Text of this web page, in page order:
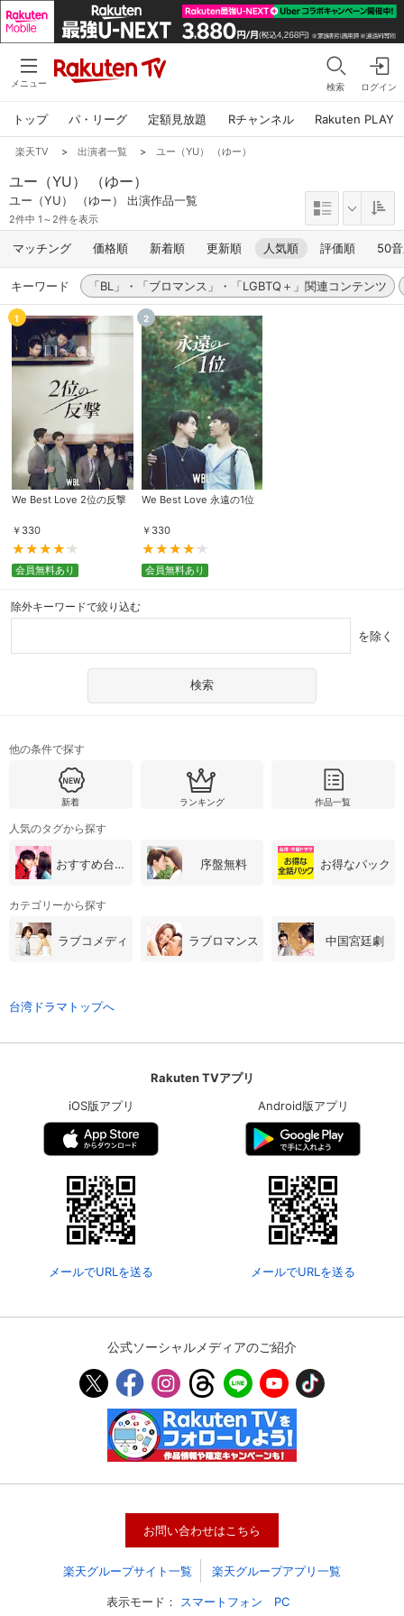
メニュー 検索 ログイン
トップ パ・リーグ 定額見放題 Rチャンネル Rakuten PLAY
基本情報、本人連絡先、パスワード 、クレ
ジットカード情報の変更が可能です。
決済方法の変更が可能です。
楽天TV > 出演者一覧 > ユー（YU） （ゆー）
ユー（YU） （ゆー）
ユー（YU） （ゆー） 出演作品一覧
2件中 1～2件を表示
マッチング 価格順 新着順 更新順 人気順 評価順 50
キーワード 「BL」・「ブロマンス」・「LGBTQ＋」関連コンテンツ
1
We Best Love 2位の反撃
￥ 330
会員無料あり
2
We Best Love 永遠の1位
￥ 330
会員無料あり
除外キーワードで絞り込む
を除く
他の条件で探す
新着 ランキング 作品一覧
人気のタグから探す
おすすめ台湾・中国ドラマ 序盤無料 お得なパック
カテゴリーから探す
ラブコメディ ラブロマンス 中国宮廷劇
台湾ドラマトップへ
Rakuten TVアプリ
iOS版アプリ
メールでURLを送る
Android版アプリ
メールでURLを送る
公式ソーシャルメディアのご紹介
お問い合わせはこちら
楽天グループサイト一覧 楽天グループアプリ一覧
表示モード： スマートフォン PC